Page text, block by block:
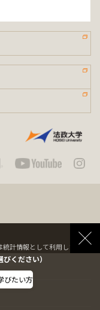
計情報として利用します。
ください）
びたい方